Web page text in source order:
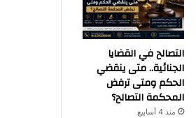
التصالح في القضايا
الجنائية.. متى ينقضي
الحكم ومتى ترفض
المحكمة التصالح؟
منذ 4 أسابيع